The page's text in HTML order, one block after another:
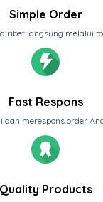
Simple Order
ribet langsung melalui
Fast Respons
dan merespons order
Quality Products